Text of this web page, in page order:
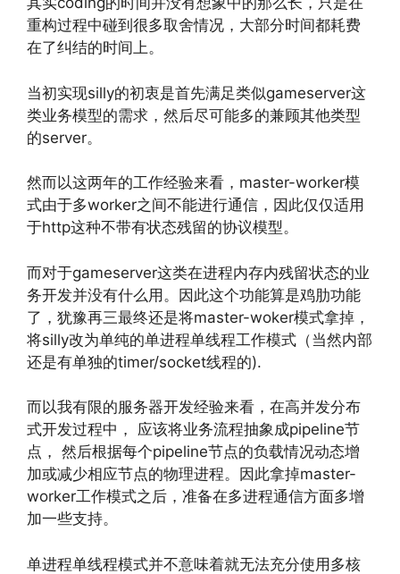
重构过程中碰到很多取舍情况，大部分时间都耗费
在了纠结的时间上。
当初实现silly的初衷是首先满足类似gameserver这
类业务模型的需求，然后尽可能多的兼顾其他类型
的server。
然而以这两年的工作经验来看，master-worker模
式由于多worker之间不能进行通信，因此仅仅适用
于http这种不带有状态残留的协议模型。
而对于gameserver这类在进程内存内残留状态的业
务开发并没有什么用。因此这个功能算是鸡肋功能
了，犹豫再三最终还是将master-woker模式拿掉，
将silly改为单纯的单进程单线程工作模式（当然内部
还是有单独的timer/socket线程的).
而以我有限的服务器开发经验来看，在高并发分布
式开发过程中， 应该将业务流程抽象成pipeline节
点， 然后根据每个pipeline节点的负载情况动态增
加或减少相应节点的物理进程。因此拿掉master-
worker工作模式之后，准备在多进程通信方面多增
加一些支持。
单进程单线程模式并不意味着就无法充分使用多核